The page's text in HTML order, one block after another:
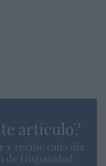
artículo?
y recibe cada dia
de Hispanidad